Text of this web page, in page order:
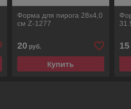
Форма для пирога 28х4,0
см Z-1277
20 руб.
Купить
15